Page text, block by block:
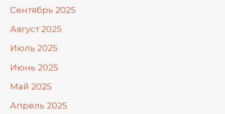
Сентябрь 2025
Август 2025
Июль 2025
Июнь 2025
Май 2025
Апрель 2025